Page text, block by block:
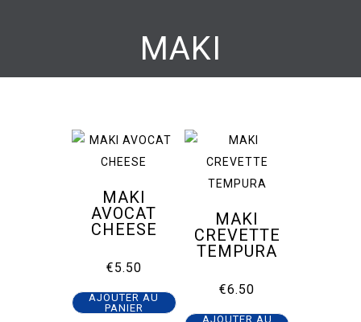
MAKI
MAKI
AVOCAT
CHEESE
€5.50
AJOUTER AU
PANIER
MAKI
CREVETTE
TEMPURA
€6.50
AJOUTER AU